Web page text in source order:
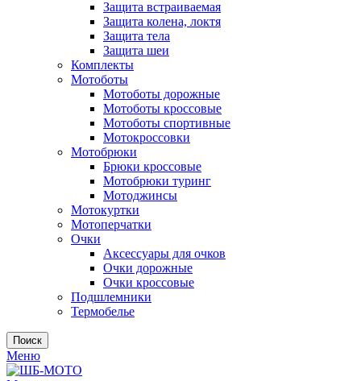
Защита встраиваемая
Защита колена, локтя
Защита тела
Защита шеи
Комплекты
Мотоботы
Мотоботы дорожные
Мотоботы кроссовые
Мотоботы спортивные
Мотокроссовки
Мотобрюки
Брюки кроссовые
Мотобрюки туринг
Мотоджинсы
Мотокуртки
Мотоперчатки
Очки
Аксессуары для очков
Очки дорожные
Очки кроссовые
Подшлемники
Термобелье
Поиск
Меню